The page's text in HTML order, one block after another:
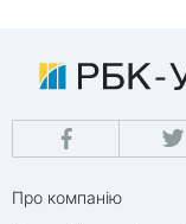
Про компанію